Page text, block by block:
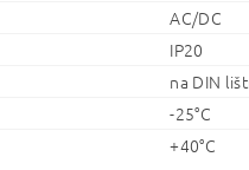
AC/DC
IP20
na DIN
-25°C
+40°C